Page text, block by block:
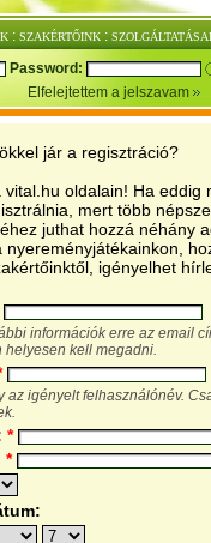
: SZAKÉRTŐINK :
Password:
Elfelejtettem a jelszavam
jár a regisztráció?
vital.hu oldalain! Ha eddig
mert több
juthat hozzá néhány
nyereményjátékainkon,
igényelhet
információk erre az email
helyesen kell megadni.
az igényelt felhasználónév.
*
*